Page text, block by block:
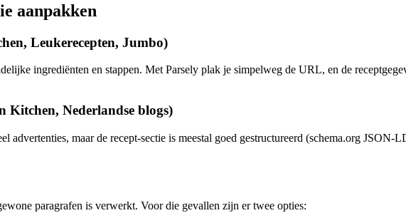
aanpakken
Leukerecepten, Jumbo)
ingrediënten en stappen. Met Parsely plak je simpelweg de URL, en de
Kitchen, Nederlandse blogs)
advertenties, maar de recept-sectie is meestal goed gestructureerd (schema.org
paragrafen is verwerkt. Voor die gevallen zijn er twee opties: